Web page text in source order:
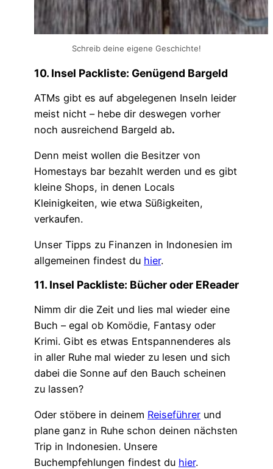
Schreib deine eigene Geschichte!
10. Insel Packliste: Genügend Bargeld
ATMs gibt es auf abgelegenen Inseln leider
meist nicht – hebe dir deswegen vorher
noch ausreichend Bargeld ab.
Denn meist wollen die Besitzer von
Homestays bar bezahlt werden und es gibt
kleine Shops, in denen Locals
Kleinigkeiten, wie etwa Süßigkeiten,
verkaufen.
Unser Tipps zu Finanzen in Indonesien im
allgemeinen findest du hier.
11. Insel Packliste: Bücher oder EReader
Nimm dir die Zeit und lies mal wieder eine
Buch – egal ob Komödie, Fantasy oder
Krimi. Gibt es etwas Entspannenderes als
in aller Ruhe mal wieder zu lesen und sich
dabei die Sonne auf den Bauch scheinen
zu lassen?
Oder stöbere in deinem Reiseführer und
plane ganz in Ruhe schon deinen nächsten
Trip in Indonesien. Unsere
Buchempfehlungen findest du hier.